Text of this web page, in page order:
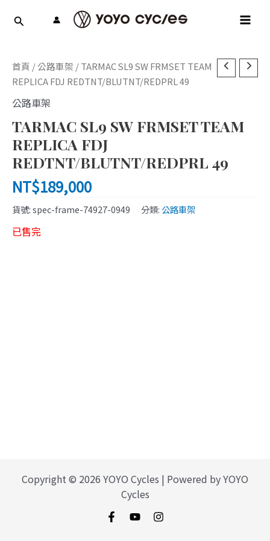
首頁 /公路車架 / TARMAC SL9 SW FRMSET TEAM
REPLICA FDJ REDTNT/BLUTNT/REDPRL 49
公路車架
TARMAC SL9 SW FRMSET TEAM
REPLICA FDJ
REDTNT/BLUTNT/REDPRL 49
NT$189,000
貨號:spec-frame-74927-0949 分類: 公路車架
已售完
Copyright © 2026 YOYO Cycles | Powered by YOYO
Cycles